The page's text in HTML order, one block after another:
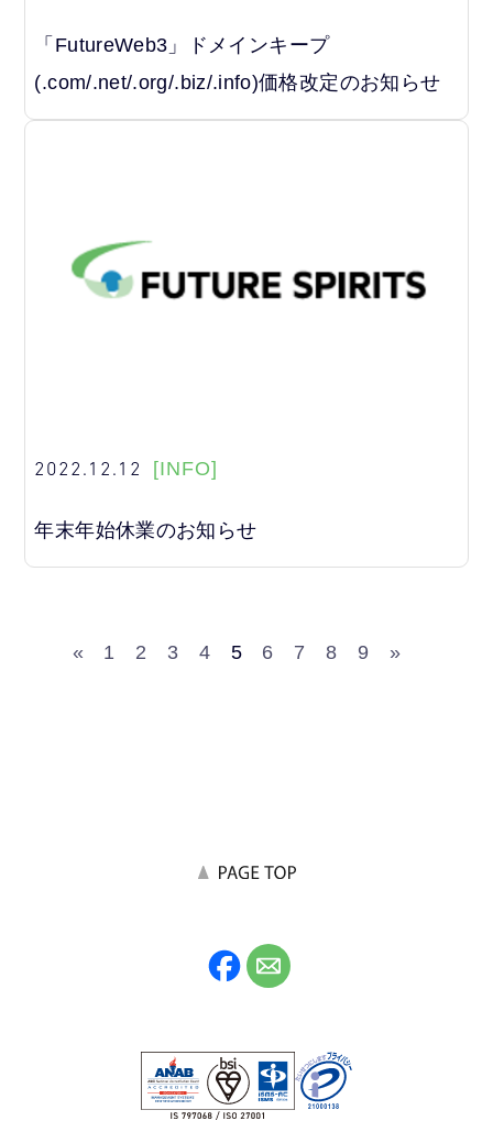
「FutureWeb3」ドメインキープ
(.com/.net/.org/.biz/.info)価格改定のお知らせ
2022.12.12 [INFO]
年末年始休業のお知らせ
« 1 2 3 4 5 6 7 8 9 »